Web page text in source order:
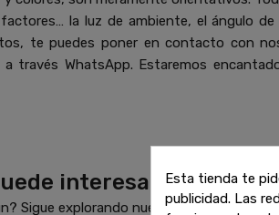
la luz de ambiente, el ángulo
te puedes poner en contacto con
través WhatsApp. Estaremos
interesar
Sigue explorando nuestras increíbles
Esta tienda te
publicidad. Las